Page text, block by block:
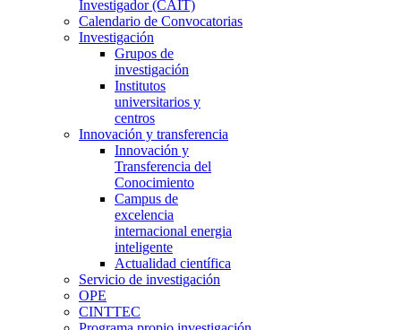
Investigador (CAIT)
Calendario de Convocatorias
Investigación
Grupos de
investigación
Institutos
universitarios y
centros
Innovación y transferencia
Innovación y
Transferencia del
Conocimiento
Campus de
excelencia
internacional energia
inteligente
Actualidad científica
Servicio de investigación
OPE
CINTTEC